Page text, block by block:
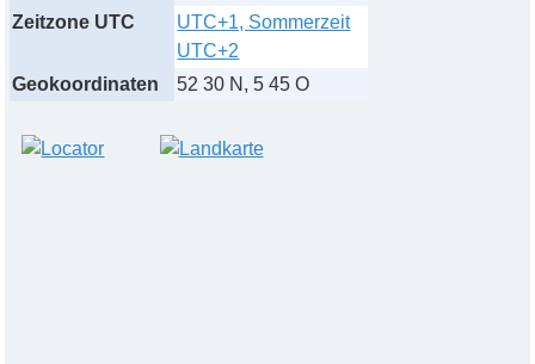
Zeitzone UTC
UTC+1, Sommerzeit
UTC+2
Geokoordinaten
52 30 N, 5 45 O